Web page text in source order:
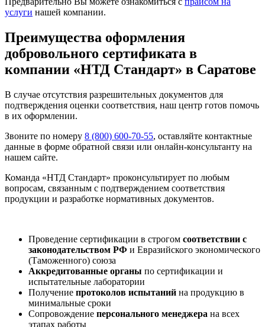
услуги нашей компании.
Преимущества оформления
добровольного сертификата в
компании «НТД Стандарт» в Саратове
В случае отсутствия разрешительных документов для
подтверждения оценки соответствия, наш центр готов помочь
в их оформлении.
Звоните по номеру 8 (800) 600-70-55, оставляйте контактные
данные в форме обратной связи или онлайн-консультанту на
нашем сайте.
Команда «НТД Стандарт» проконсультирует по любым
вопросам, связанным с подтверждением соответствия
продукции и разработке нормативных документов.
Проведение сертификации в строгом соответствии с
законодательством РФ и Евразийского экономического
(Таможенного) союза
Аккредитованные органы по сертификации и
испытательные лаборатории
Получение протоколов испытаний на продукцию в
минимальные сроки
Сопровождение персонального менеджера на всех
этапах работы